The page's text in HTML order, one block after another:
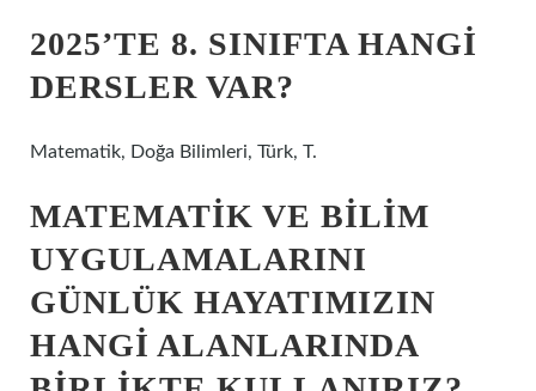
2025’TE 8. SINIFTA HANGI
DERSLER VAR?
Matematik, Doğa Bilimleri, Türk, T.
MATEMATIK VE BILIM
UYGULAMALARINI
GÜNLÜK HAYATIMIZIN
HANGI ALANLARINDA